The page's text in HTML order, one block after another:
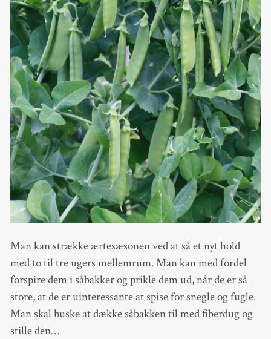
Man kan strække ærtesæsonen ved at så et nyt hold
med to til tre ugers mellemrum. Man kan med fordel
forspire dem i såbakker og prikle dem ud, når de er så
store, at de er uinteressante at spise for snegle og fugle.
Man skal huske at dække såbakken til med fiberdug og
stille den…